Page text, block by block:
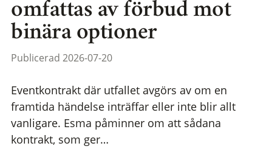
omfattas av förbud mot
binära optioner
Publicerad 2026-07-20
Eventkontrakt där utfallet avgörs av om en
framtida händelse inträffar eller inte blir allt
vanligare. Esma påminner om att sådana
kontrakt, som ger…